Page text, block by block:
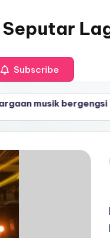
Subscribe
Berita
May 24,